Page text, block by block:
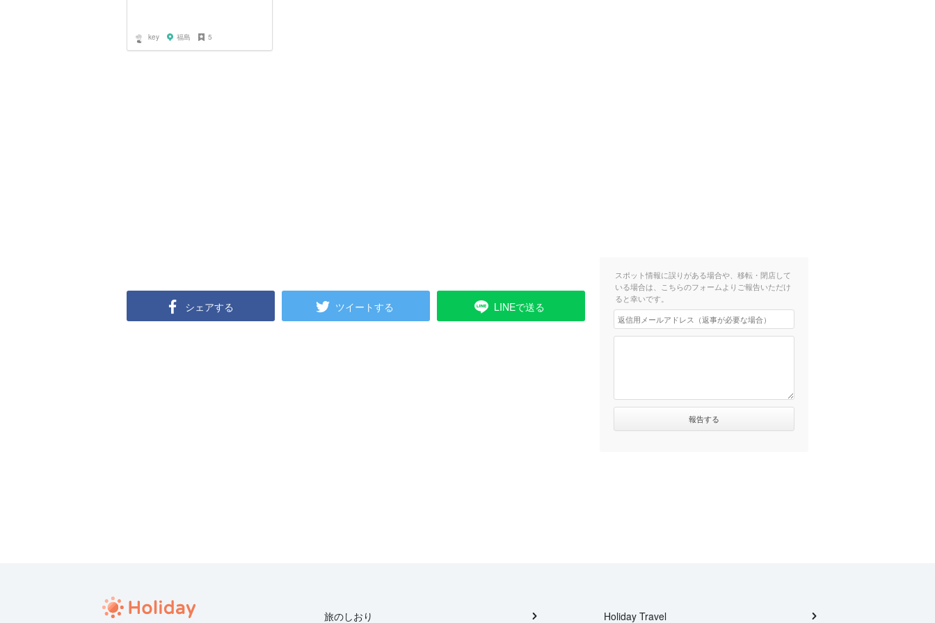
key 福島 5
シェアする ツイートする LINEで送る
スポット情報に誤りがある場合や、移転・閉店して
いる場合は、こちらのフォームよりご報告いただけ
ると幸いです。
旅のしおり Holiday Travel